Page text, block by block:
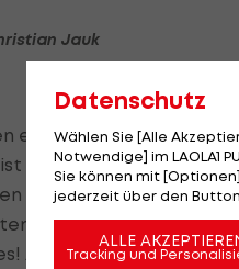
Jauk
emotional, wenn er
nicht Sturm Graz,
zu ruhig und zu
Ich will, dass jeder
Ab heute für
Datenschutz
Wählen Sie [Alle
Notwendige] im LAOLA1
Sie können mit
jederzeit über den Button
ALLE
Tracking und